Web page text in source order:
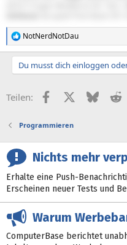
R
e
a
o
n
NotNerdNotDau
Du musst dich einloggen
Teilen: FacebookX (Twitter)
Bluesky
Programmieren
Nichts mehr
Erhalte eine Push-
Erscheinen neuer Tests und
Warum
ComputerBase berichtet